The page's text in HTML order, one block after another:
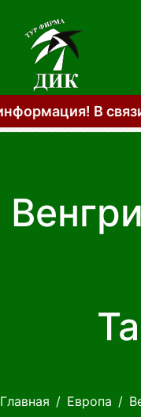
цен на
Главная Европа